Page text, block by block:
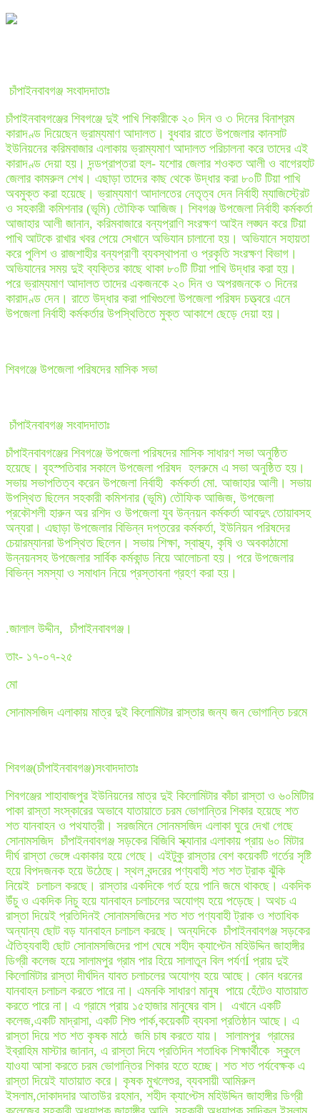
চাঁপাইনবাবগঞ্জ সংবাদদাতাঃ
চাঁপাইনবাবগঞ্জের শিবগঞ্জে দুই পাখি শিকারীকে ২০ দিন ও ৩ দিনের বিনাশ্রম
কারাদণ্ড দিয়েছেন ভ্রাম্যমাণ আদালত। বুধবার রাতে উপজেলার কানসাট
ইউনিয়নের করিমবাজার এলাকায় ভ্রাম্যমাণ আদালত পরিচালনা করে তাদের এই
কারাদণ্ড দেয়া হয়। দন্ডপ্রাপ্তরা হল- যশোর জেলার শওকত আলী ও বাগেরহাট
জেলার কামরুল শেখ। এছাড়া তাদের কাছ থেকে উদ্ধার করা ৮০টি টিয়া পাখি
অবমুক্ত করা হয়েছে। ভ্রাম্যমাণ আদালতের নেতৃত্ব দেন নির্বাহী ম্যাজিস্ট্রেট
ও সহকারী কমিশনার (ভূমি) তৌফিক আজিজ। শিবগঞ্জ উপজেলা নির্বাহী কর্মকর্তা
আজাহার আলী জানান, করিমবাজারে বন্যপ্রাণি সংরক্ষণ আইন লঙ্ঘন করে টিয়া
পাখি আটকে রাখার খবর পেয়ে সেখানে অভিযান চালানো হয়। অভিযানে সহায়তা
করে পুলিশ ও রাজশাহীর বন্যপ্রাণী ব্যবস্থাপনা ও প্রকৃতি সংরক্ষণ বিভাগ।
অভিযানের সময় দুই ব্যক্তির কাছে থাকা ৮০টি টিয়া পাখি উদ্ধার করা হয়।
পরে ভ্রাম্যমাণ আদালত তাদের একজনকে ২০ দিন ও অপরজনকে ৩ দিনের
কারাদণ্ড দেন। রাতে উদ্ধার করা পাখিগুলো উপজেলা পরিষদ চত্ত্বরে এনে
উপজেলা নির্বাহী কর্মকর্তার উপস্থিতিতে মুক্ত আকাশে ছেড়ে দেয়া হয়।
শিবগঞ্জে উপজেলা পরিষদের মাসিক সভা
চাঁপাইনবাবগঞ্জ সংবাদদাতাঃ
চাঁপাইনবাবগঞ্জের শিবগঞ্জে উপজেলা পরিষদের মাসিক সাধারণ সভা অনুষ্ঠিত
হয়েছে। বৃহস্পতিবার সকালে উপজেলা পরিষদ হলরুমে এ সভা অনুষ্ঠিত হয়।
সভায় সভাপতিত্ব করেন উপজেলা নির্বাহী কর্মকর্তা মো. আজাহার আলী। সভায়
উপস্থিত ছিলেন সহকারী কমিশনার (ভূমি) তৌফিক আজিজ, উপজেলা
প্রকৌশলী হারুন অর রশিদ ও উপজেলা যুব উন্নয়ন কর্মকর্তা আবদুৎ তোয়াবসহ
অন্যরা। এছাড়া উপজেলার বিভিন্ন দপ্তরের কর্মকর্তা, ইউনিয়ন পরিষদের
চেয়ারম্যানরা উপস্থিত ছিলেন। সভায় শিক্ষা, স্বাস্থ্য, কৃষি ও অবকাঠামো
উন্নয়নসহ উপজেলার সার্বিক কর্মকান্ড নিয়ে আলোচনা হয়। পরে উপজেলার
বিভিন্ন সমস্যা ও সমাধান নিয়ে প্রস্তাবনা গ্রহণ করা হয়।
.জালাল উদ্দীন, চাঁপাইনবাবগঞ্জ।
তাং- ১৭-০৭-২৫
মো
সোনামসজিদ এলাকায় মাত্র দুই কিলোমিটার রাস্তার জন্য জন ভোগান্তি চরমে
শিবগঞ্জ(চাঁপাইনবাবগঞ্জ)সংবাদদাতাঃ
শিবগঞ্জের শাহাবাজপুর ইউনিয়নের মাত্র দুই কিলোমিটার কাঁচা রাস্তা ও ৬০মিটিার
পাকা রাস্তা সংস্কারের অভাবে যাতায়াতে চরম ভোগান্তির শিকার হয়েছে শত
শত যানবাহন ও পথযাত্রী। সরজমিনে সোনমসজিদ এলাকা ঘুরে দেখা গেছে
সোনামসজিদ চাঁপাইনবাবগঞ্জ সড়কের বিজিবি স্ক্যানার এলাকায় প্রায় ৬০ মিটার
দীর্ঘ রাস্তা ভেঙ্গে একাকার হয়ে গেছে। এইটুকু রাস্তার বেশ কয়েকটি গর্তের সৃষ্টি
হয়ে বিপদজনক হয়ে উঠেছে। স্থল বন্দরের পণ্যবাহী শত শত ট্রাক ঝুঁকি
নিয়েই চলাচল করছে। রাস্তার একদিকে গর্ত হয়ে পানি জমে থাকছে। একদিক
উঁচু ও একদিক নিচু হয়ে যানবাহন চলাচলের অযোগ্য হয়ে পড়েছে। অথচ এ
রাস্তা দিয়েই প্রতিদিনই সোনামসজিদের শত শত পণ্যবাহী ট্রাক ও শতাধিক
অন্যান্য ছোট বড় যানবাহন চলাচল করছে। অন্যদিকে চাঁপাইনবাবগঞ্জ সড়কের
ঐতিহ্যবাহী ছোট সোনামসজিদের পাশ ঘেষে শহীদ ক্যাপ্টেন মহিউদ্দিন জাহাঙ্গীর
ডিগ্রী কলেজ হয়ে সালামপুর গ্রাম পার হিয়ে সালাতুন বিল পর্যণÍ প্রায় দুই
কিলোমিটার রাস্তা দীর্ঘদিন যাবত চলাচলের অযোগ্য হয়ে আছে। কোন ধরনের
যানবাহন চলাচল করতে পারে না। এমনকি সাধারণ মানুষ পায়ে হেঁটেও যাতায়াত
করতে পারে না। এ গ্রামে প্রায় ১৫হাজার মানুষের বাস। এখানে একটি
কলেজ,একটি মাদ্রাসা, একটি শিশু পার্ক,কয়েকটি ব্যবসা প্রতিষ্ঠান আছে। এ
রাস্তা দিয়ে শত শত কৃষক মাঠে জমি চাষ করতে যায়। সালামপুর গ্রামের
ইব্রাহিম মাস্টার জানান, এ রাস্তা দিযে প্রতিদিন শতাধিক শিক্ষার্থীকে স্কুলে
যাওযা আসা করতে চরম ভোগান্তির শিকার হতে হচ্ছে। শত শত পর্যবেক্ষক এ
রাস্তা দিয়েই যাতায়াত করে। কৃষক মুখলেশুর, ব্যবসায়ী আমিরুল
ইসলাম,দোকাদদার আতাউর রহমান, শহীদ ক্যাপ্টেস মহিউদ্দিন জাহাঙ্গীর ডিগ্রী